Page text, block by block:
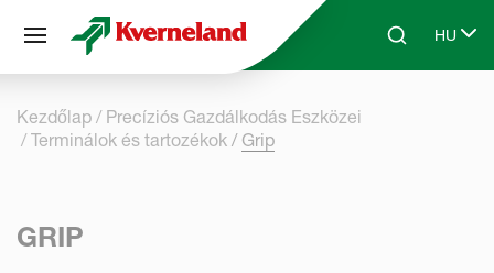
Skip to main contentSearchHU
Select
Kezdőlap
Precíziós Gazdálkodás Eszközei
Terminálok és tartozékok
Grip
GRIP
Süti preferenciák